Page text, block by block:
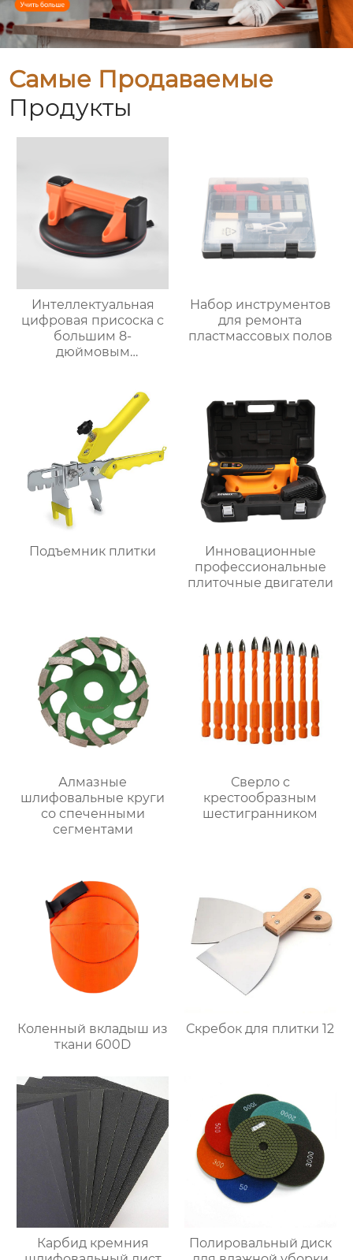
Самые Продаваемые
Продукты
Интеллектуальная
цифровая присоска с
большим 8-
дюймовым
Набор инструментов
для ремонта
пластмассовых полов
Подъемник плитки
Инновационные
профессиональные
плиточные двигатели
Алмазные
шлифовальные круги
со спеченными
сегментами
Сверло с
крестообразным
шестигранником
Коленный вкладыш из
ткани 600D
Скребок для плитки 12
Карбид кремния
Полировальный диск